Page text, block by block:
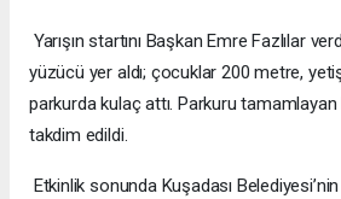
Yarışın startını Başkan Emre Fazlılar
yüzücü yer aldı; çocuklar 200 metre,
parkurda kulaç attı. Parkuru tamamlayan
takdim edildi.
Etkinlik sonunda Kuşadası